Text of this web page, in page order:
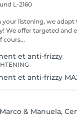
L-2160
your listening, we
We offer targeted and
cours...
et anti-frizzy
et anti-frizzy